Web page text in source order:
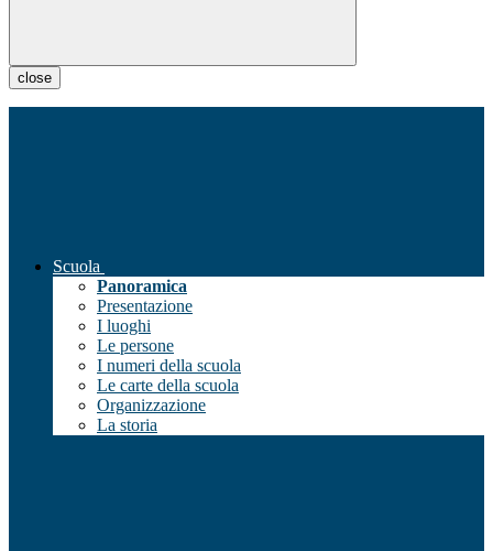
close
Scuola
Panoramica
Presentazione
I luoghi
Le persone
I numeri della scuola
Le carte della scuola
Organizzazione
La storia